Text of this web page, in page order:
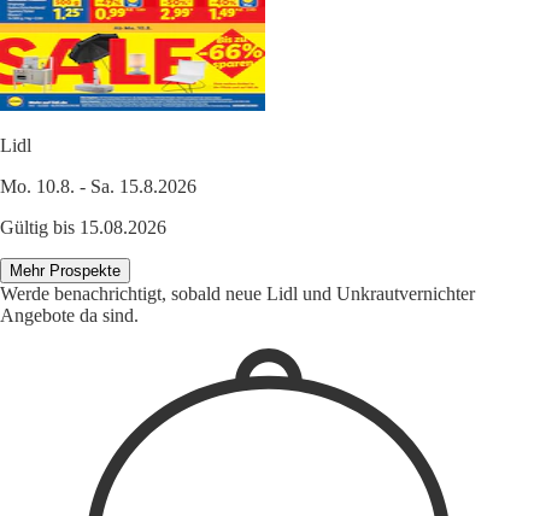
Lidl
Mo. 10.8. - Sa. 15.8.2026
Gültig bis 15.08.2026
Mehr Prospekte
Werde benachrichtigt, sobald neue Lidl und Unkrautvernichter
Angebote da sind.